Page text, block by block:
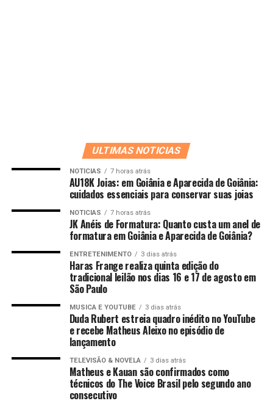
ULTIMAS NOTICIAS
NOTICIAS 7 horas atrás
AU18K Joias: em Goiânia e Aparecida de Goiânia:
cuidados essenciais para conservar suas joias
NOTICIAS 7 horas atrás
JK Anéis de Formatura: Quanto custa um anel de
formatura em Goiânia e Aparecida de Goiânia?
ENTRETENIMENTO 3 dias atrás
Haras Frange realiza quinta edição do
tradicional leilão nos dias 16 e 17 de agosto em
São Paulo
MUSICA E YOUTUBE 3 dias atrás
Duda Rubert estreia quadro inédito no YouTube
e recebe Matheus Aleixo no episódio de
lançamento
TELEVISÃO & NOVELA 3 dias atrás
Matheus e Kauan são confirmados como
técnicos do The Voice Brasil pelo segundo ano
consecutivo